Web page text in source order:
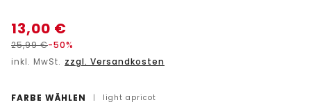
13,00 €
25,99€-50%
inkl. MwSt. zzgl. Versandkosten
FARBE WÄHLEN | light apricot